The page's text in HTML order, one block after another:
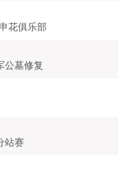
花俱乐部
公墓修复
站赛